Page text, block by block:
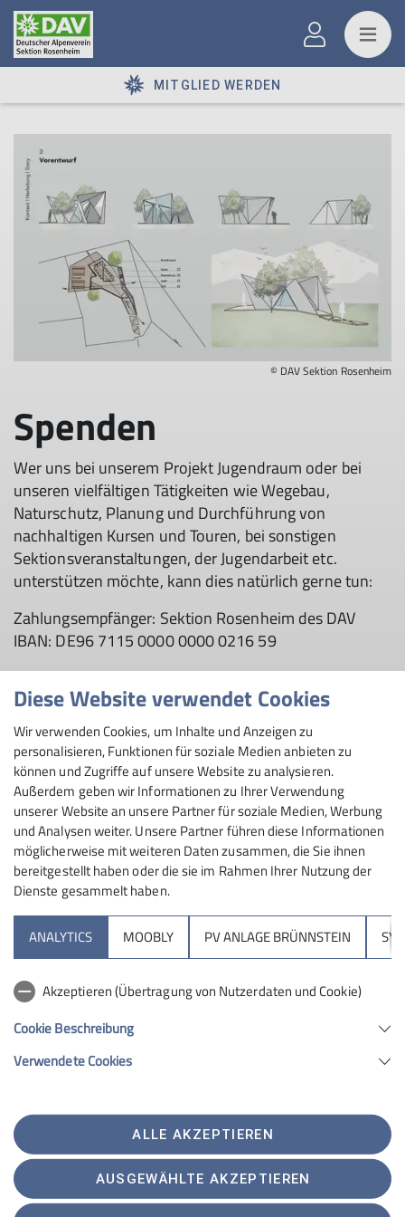
MITGLIED WERDEN
© DAV Sektion Rosenheim
Spenden
Wer uns bei unserem Projekt Jugendraum oder bei
unseren vielfältigen Tätigkeiten wie Wegebau,
Naturschutz, Planung und Durchführung von
nachhaltigen Kursen und Touren, bei sonstigen
Sektionsveranstaltungen, der Jugendarbeit etc.
unterstützen möchte, kann dies natürlich gerne tun:
Zahlungsempfänger: Sektion Rosenheim des DAV
IBAN: DE96 7115 0000 0000 0216 59
Den Beleg zum vereinfachten Zuwendungsnachweis
bei Spenden finden Siehier.
Wir freuen uns über jede Unterstützung - vorab schon
ganz herzlichen Dank!
Sektion
Hochrieshütte
Sektion Rosenheim des Deutschen Alpenvereins e.V.
Telefon +4980312716030
Diese Website verwendet Cookies
Wir verwenden Cookies, um Inhalte und Anzeigen zu
personalisieren, Funktionen für soziale Medien anbieten zu
können und Zugriffe auf unsere Website zu analysieren.
Außerdem geben wir Informationen zu Ihrer Verwendung
unserer Website an unsere Partner für soziale Medien, Werbung
und Analysen weiter. Unsere Partner führen diese Informationen
möglicherweise mit weiteren Daten zusammen, die Sie ihnen
bereitgestellt haben oder die sie im Rahmen Ihrer Nutzung der
Dienste gesammelt haben.
ANALYTICS MOOBLY PV ANLAGE BRÜNNSTEIN
Akzeptieren (Übertragung von Nutzerdaten und Cookie)
Cookie Beschreibung
Verwendete Cookies
ALLE AKZEPTIEREN
AUSGEWÄHLTE AKZEPTIEREN